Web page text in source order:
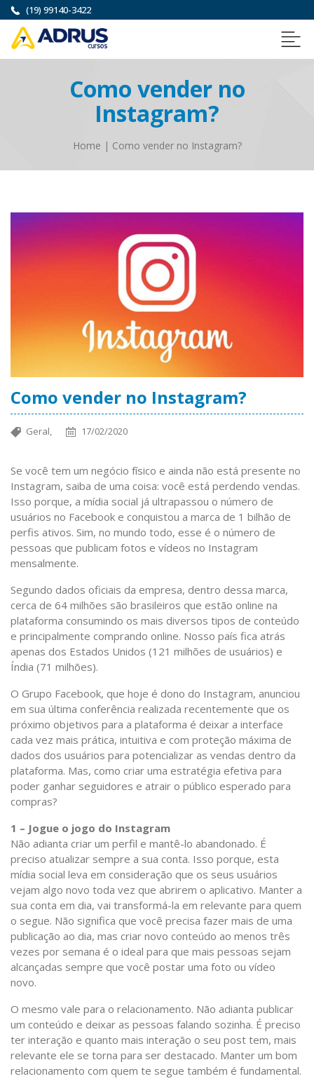
(19) 99140-3422
Como vender no
Instagram?
Home | Como vender no Instagram?
Como vender no Instagram?
Geral, 17/02/2020
Se você tem um negócio físico e ainda não está presente no
Instagram, saiba de uma coisa: você está perdendo vendas.
Isso porque, a mídia social já ultrapassou o número de
usuários no Facebook e conquistou a marca de 1 bilhão de
perfis ativos. Sim, no mundo todo, esse é o número de
pessoas que publicam fotos e vídeos no Instagram
mensalmente.
Segundo dados oficiais da empresa, dentro dessa marca,
cerca de 64 milhões são brasileiros que estão online na
plataforma consumindo os mais diversos tipos de conteúdo
e principalmente comprando online. Nosso país fica atrás
apenas dos Estados Unidos (121 milhões de usuários) e
Índia (71 milhões).
O Grupo Facebook, que hoje é dono do Instagram, anunciou
em sua última conferência realizada recentemente que os
próximo objetivos para a plataforma é deixar a interface
cada vez mais prática, intuitiva e com proteção máxima de
dados dos usuários para potencializar as vendas dentro da
plataforma. Mas, como criar uma estratégia efetiva para
poder ganhar seguidores e atrair o público esperado para
compras?
1 – Jogue o jogo do Instagram
Não adianta criar um perfil e mantê-lo abandonado. É
preciso atualizar sempre a sua conta. Isso porque, esta
mídia social leva em consideração que os seus usuários
vejam algo novo toda vez que abrirem o aplicativo. Manter a
sua conta em dia, vai transformá-la em relevante para quem
o segue. Não significa que você precisa fazer mais de uma
publicação ao dia, mas criar novo conteúdo ao menos três
vezes por semana é o ideal para que mais pessoas sejam
alcançadas sempre que você postar uma foto ou vídeo
novo.
O mesmo vale para o relacionamento. Não adianta publicar
um conteúdo e deixar as pessoas falando sozinha. É preciso
ter interação e quanto mais interação o seu post tem, mais
relevante ele se torna para ser destacado. Manter um bom
relacionamento com quem te segue também é fundamental.